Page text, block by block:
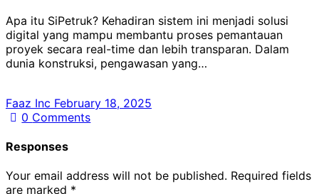
Apa itu SiPetruk? Kehadiran sistem ini menjadi solusi
digital yang mampu membantu proses pemantauan
proyek secara real-time dan lebih transparan. Dalam
dunia konstruksi, pengawasan yang…
Faaz Inc February 18, 2025
0 Comments
Responses
Your email address will not be published. Required fields
are marked *